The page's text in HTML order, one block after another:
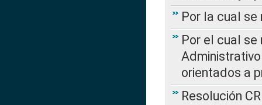
Por la cual
Por el cual
orientados a
Resolución